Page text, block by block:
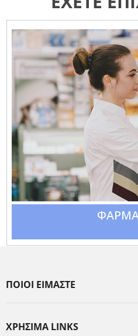
ΠΟΙΟΙ ΕΙΜΑΣΤΕ
ΧΡΗΣΙΜΑ LINKS